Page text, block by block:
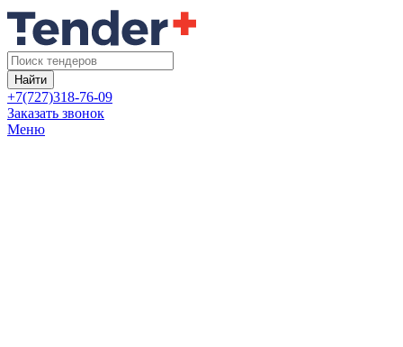
Найти
+7(727)318-76-09
Заказать звонок
Меню